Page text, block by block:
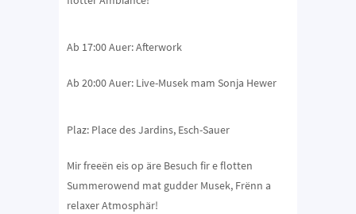
Ab 17:00 Auer:Afterwork
Ab 20:00 Auer: Live-Musek mam Sonja Hewer
Plaz: Place des Jardins, Esch-Sauer
Mir freeën eis op äre Besuch fir e flotten
Summerowend mat gudder Musek, Frënn a
relaxer Atmosphär!